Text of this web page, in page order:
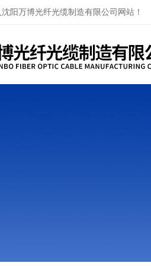
阳万博光纤光缆制造有限公司网站！